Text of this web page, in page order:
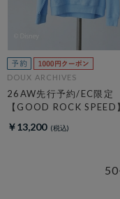
DOUX ARCHIVES
26AW先行予約/EC限定
【GOOD ROCK SPEED
￥13,200
50